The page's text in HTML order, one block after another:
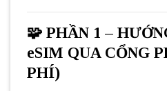
🧩 PHẦN 1 –
eSIM QUA CỔNG
PHÍ)